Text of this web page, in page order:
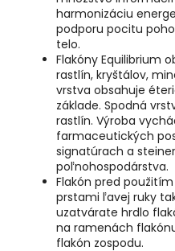
harmonizáciu
podporu pocitu
telo.
Flakóny Equilibrium
rastlín, kryštálov,
vrstva obsahuje
základe. Spodná
rastlín. Výroba
farmaceutických
signatúrach a
poľnohospodárstva.
Flakón pred
prstami ľavej ruky
uzatvárate hrdlo
na ramenách
flakón zospodu.